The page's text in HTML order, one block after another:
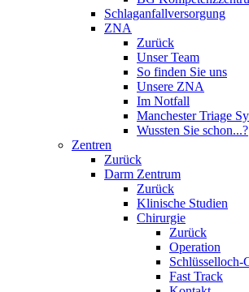
Schlaganfallversorgung
ZNA
Zurück
Unser Team
So finden Sie uns
Unsere ZNA
Im Notfall
Manchester Triage
Wussten Sie schon...?
Zentren
Zurück
Darm Zentrum
Zurück
Klinische Studien
Chirurgie
Zurück
Operation
Schlüsselloch-
Fast Track